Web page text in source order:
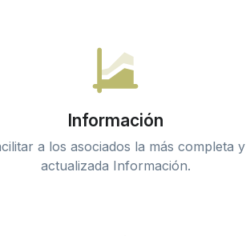
Información
a los asociados la más completa y
actualizada Información.